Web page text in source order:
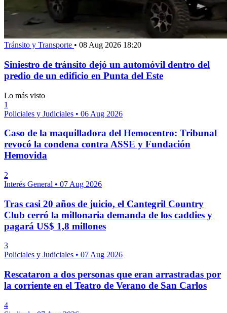
Tránsito y Transporte • 08 Aug 2026 18:20
Siniestro de tránsito dejó un automóvil dentro del
predio de un edificio en Punta del Este
Lo más visto
1
Policiales y Judiciales • 06 Aug 2026
Caso de la maquilladora del Hemocentro: Tribunal
revocó la condena contra ASSE y Fundación
Hemovida
2
Interés General • 07 Aug 2026
Tras casi 20 años de juicio, el Cantegril Country
Club cerró la millonaria demanda de los caddies y
pagará US$ 1,8 millones
3
Policiales y Judiciales • 07 Aug 2026
Rescataron a dos personas que eran arrastradas por
la corriente en el Teatro de Verano de San Carlos
4